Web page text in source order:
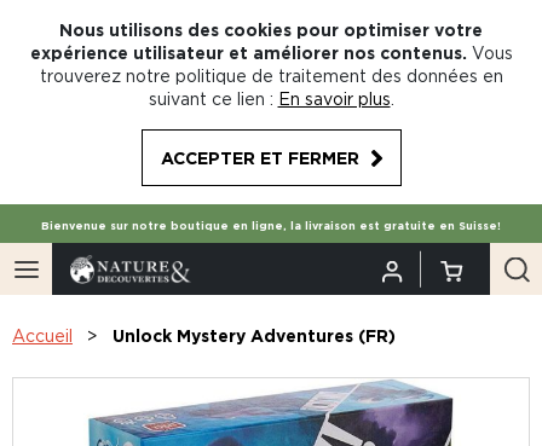
Nous utilisons des cookies pour optimiser votre
expérience utilisateur et améliorer nos contenus. Vous
trouverez notre politique de traitement des données en
suivant ce lien : En savoir plus
ACCEPTER ET FERMER
Bienvenue sur notre boutique en ligne, la livraison est gratuite en Suisse!
Accueil Unlock Mystery Adventures (FR)